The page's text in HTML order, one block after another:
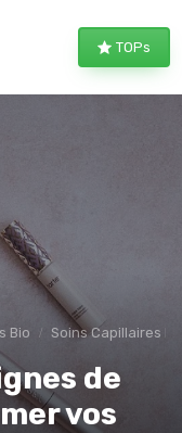
TOPs
Bio Soins Capillaires
de
vos